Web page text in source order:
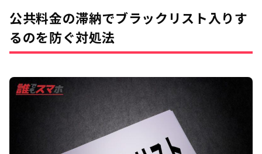
公共料金の滞納でブラックリスト入りす
るのを防ぐ対処法